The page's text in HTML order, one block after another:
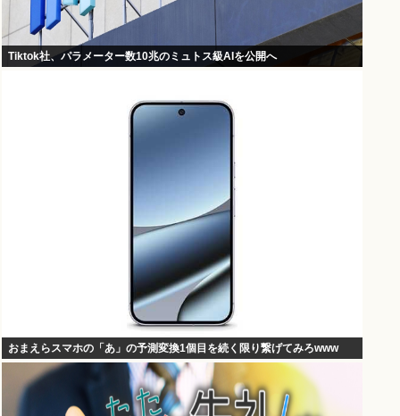
Tiktok社、パラメーター数10兆のミュトス級AIを公開へ
おまえらスマホの「あ」の予測変換1個目を続く限り繋げてみろwww